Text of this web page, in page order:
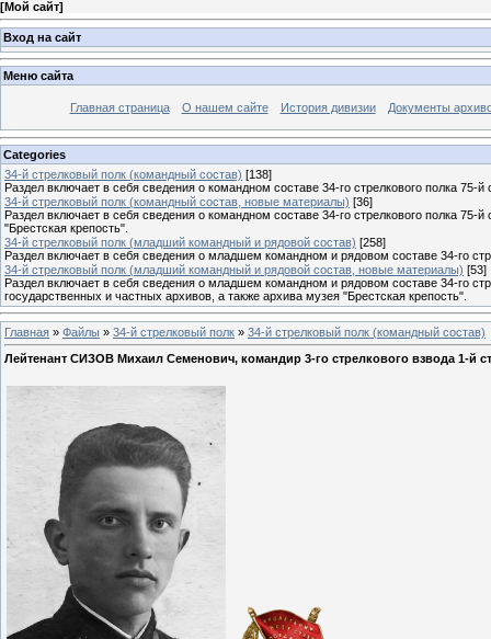
[Мой сайт]
Вход на сайт
Меню сайта
Главная страница О нашем сайте История дивизии Документы
Categories
34-й стрелковый полк (командный состав) [138]
Раздел включает в себя сведения о командном составе 34-го стрелкового полка 75-й
34-й стрелковый полк (командный состав, новые материалы) [36]
Раздел включает в себя сведения о командном составе 34-го стрелкового полка
"Брестская крепость".
34-й стрелковый полк (младший командный и рядовой состав) [258]
Раздел включает в себя сведения о младшем командном и рядовом составе 34-го
34-й стрелковый полк (младший командный и рядовой состав, новые материалы) [53]
Раздел включает в себя сведения о младшем командном и рядовом составе 34-го
государственных и частных архивов, а также архива музея "Брестская крепость".
Главная » Файлы » 34-й стрелковый полк » 34-й стрелковый полк (командный состав)
Лейтенант СИЗОВ Михаил Семенович, командир 3-го стрелкового взвода 1-й